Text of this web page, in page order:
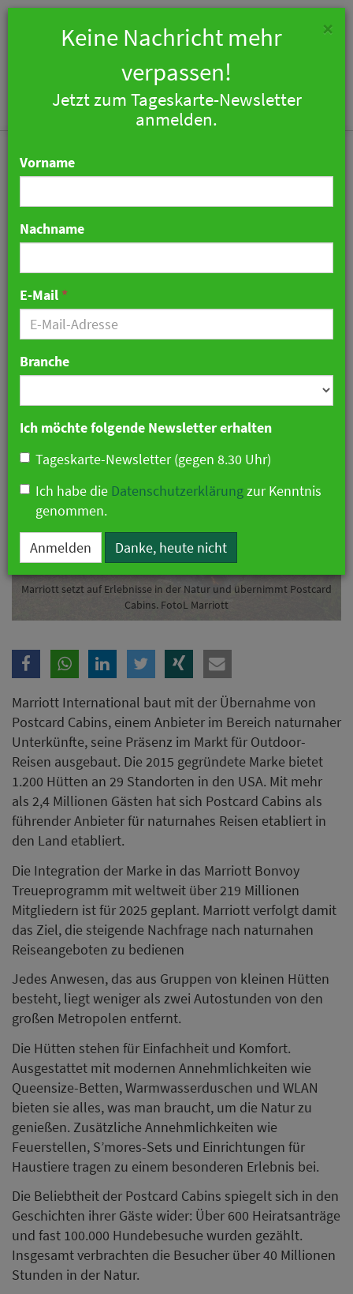
Marriott setzt auf
Erlebnisse in der Natur
und übernimmt Postcard
Cabins
16. Dezember 2024 07:59 Uhr| Hotellerie
Marriott setzt auf Erlebnisse in der Natur und übernimmt Postcard
Cabins. FotoL Marriott
Marriott International baut mit der Übernahme von
Postcard Cabins, einem Anbieter im Bereich naturnaher
Unterkünfte, seine Präsenz im Markt für Outdoor-
Reisen ausgebaut. Die 2015 gegründete Marke bietet
1.200 Hütten an 29 Standorten in den USA. Mit mehr
als 2,4 Millionen Gästen hat sich Postcard Cabins als
führender Anbieter für naturnahes Reisen etabliert in
den Land etabliert.
Die Integration der Marke in das Marriott Bonvoy
Treueprogramm mit weltweit über 219 Millionen
Mitgliedern ist für 2025 geplant. Marriott verfolgt damit
das Ziel, die steigende Nachfrage nach naturnahen
Reiseangeboten zu bedienen
Jedes Anwesen, das aus Gruppen von kleinen Hütten
besteht, liegt weniger als zwei Autostunden von den
großen Metropolen entfernt.
Die Hütten stehen für Einfachheit und Komfort.
Ausgestattet mit modernen Annehmlichkeiten wie
Queensize-Betten, Warmwasserduschen und WLAN
bieten sie alles, was man braucht, um die Natur zu
genießen. Zusätzliche Annehmlichkeiten wie
Feuerstellen, S’mores-Sets und Einrichtungen für
Haustiere tragen zu einem besonderen Erlebnis bei.
Die Beliebtheit der Postcard Cabins spiegelt sich in den
Geschichten ihrer Gäste wider: Über 600 Heiratsanträge
und fast 100.000 Hundebesuche wurden gezählt.
Insgesamt verbrachten die Besucher über 40 Millionen
Stunden in der Natur.
×
Keine Nachricht mehr
verpassen!
Jetzt zum Tageskarte-Newsletter
anmelden.
Vorname
Nachname
E-Mail *
Branche
Ich möchte folgende Newsletter erhalten
Tageskarte-Newsletter (gegen 8.30 Uhr)
Ich habe die Datenschutzerklärungzur Kenntnis
genommen.
Anmelden Danke, heute nicht